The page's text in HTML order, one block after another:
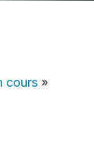
cours »